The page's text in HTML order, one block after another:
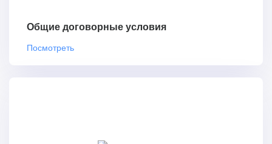
Общие договорные условия
Посмотреть